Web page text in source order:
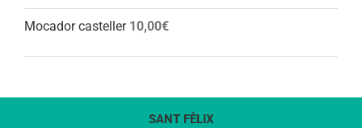
Mocador casteller 10,00€
SANT FÈLIX